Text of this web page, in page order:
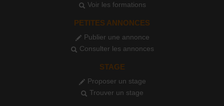
Voir les formations
PETITES ANNONCES
Publier une annonce
Consulter les annonces
STAGE
Proposer un stage
Trouver un stage